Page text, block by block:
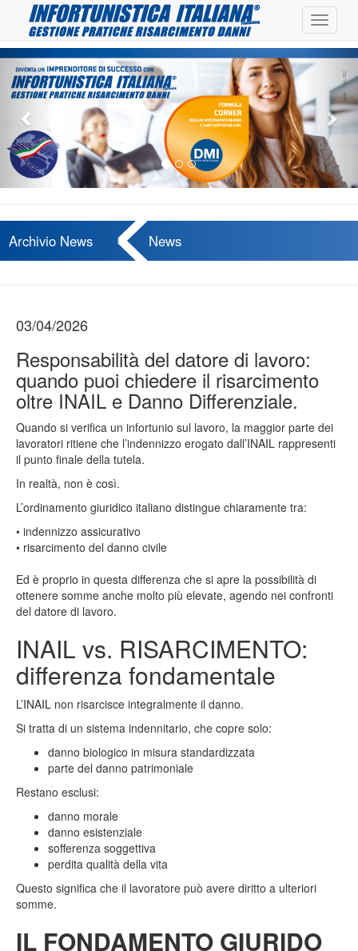
Toggle
Previous
Archivio News News
03/04/2026
Responsabilità del datore di lavoro:
quando puoi chiedere il risarcimento
oltre INAIL e Danno Differenziale.
Quando si verifica un infortunio sul lavoro, la maggior parte dei
lavoratori ritiene che l’indennizzo erogato dall’INAIL rappresenti
il punto finale della tutela.
In realtà, non è così.
L’ordinamento giuridico italiano distingue chiaramente tra:
• indennizzo assicurativo
• risarcimento del danno civile
Ed è proprio in questa differenza che si apre la possibilità di
ottenere somme anche molto più elevate, agendo nei confronti
del datore di lavoro.
INAIL vs. RISARCIMENTO:
differenza fondamentale
L’INAIL non risarcisce integralmente il danno.
Si tratta di un sistema indennitario, che copre solo:
danno biologico in misura standardizzata
parte del danno patrimoniale
Restano esclusi:
danno morale
danno esistenziale
sofferenza soggettiva
perdita qualità della vita
Questo significa che il lavoratore può avere diritto a ulteriori
somme.
IL FONDAMENTO GIURIDO